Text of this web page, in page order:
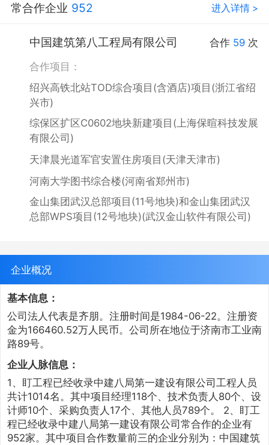
常合作企业 952 进入详情 >
中国建筑第八工程局有限公司 合作 59 次
合作项目：
绍兴高铁北站TOD综合项目(含酒店)项目(浙江省绍
兴市)
综保区扩区C0602地块新建项目(上海保暄科技发展
有限公司)
天津晨光道军官安置住房项目(天津天津市)
河南大学图书综合楼(河南省郑州市)
金山集团武汉总部项目(11号地块)和金山集团武汉
总部WPS项目(12号地块)(武汉金山软件有限公司)
企业概况
基本信息：
公司法人代表是齐朋。注册时间是1984-06-22。注册资
金为166460.52万人民币。公司所在地位于济南市工业南
路89号。
企业人脉信息：
1、盯工程已经收录中建八局第一建设有限公司工程人员
共计1014名。其中项目经理118个、技术负责人80个、设
计师10个、采购负责人17个、其他人员789个。 2、盯工
程已经收录中建八局第一建设有限公司常合作的企业有
952家。其中项目合作数量前三的企业分别为：中国建筑